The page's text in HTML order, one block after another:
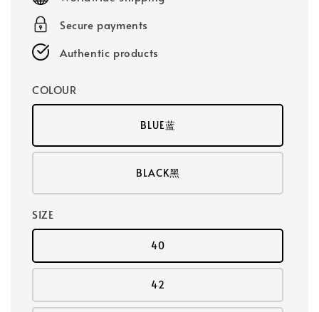
Secure payments
Authentic products
COLOUR
BLUE蓝
BLACK黑
SIZE
40
42